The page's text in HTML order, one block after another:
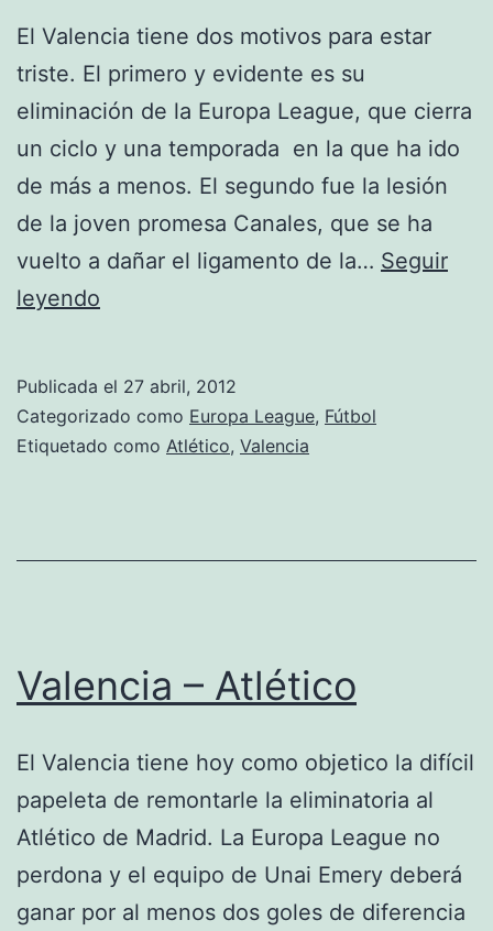
El Valencia tiene dos motivos para estar
triste. El primero y evidente es su
eliminación de la Europa League, que cierra
un ciclo y una temporada en la que ha ido
de más a menos. El segundo fue la lesión
de la joven promesa Canales, que se ha
vuelto a dañar el ligamento de la… Seguir
leyendo
la
final
Publicada el 27 abril, 2012
Categorizado como Europa League, Fútbol
Etiquetado como Atlético, Valencia
Valencia – Atlético
El Valencia tiene hoy como objetico la difícil
papeleta de remontarle la eliminatoria al
Atlético de Madrid. La Europa League no
perdona y el equipo de Unai Emery deberá
ganar por al menos dos goles de diferencia